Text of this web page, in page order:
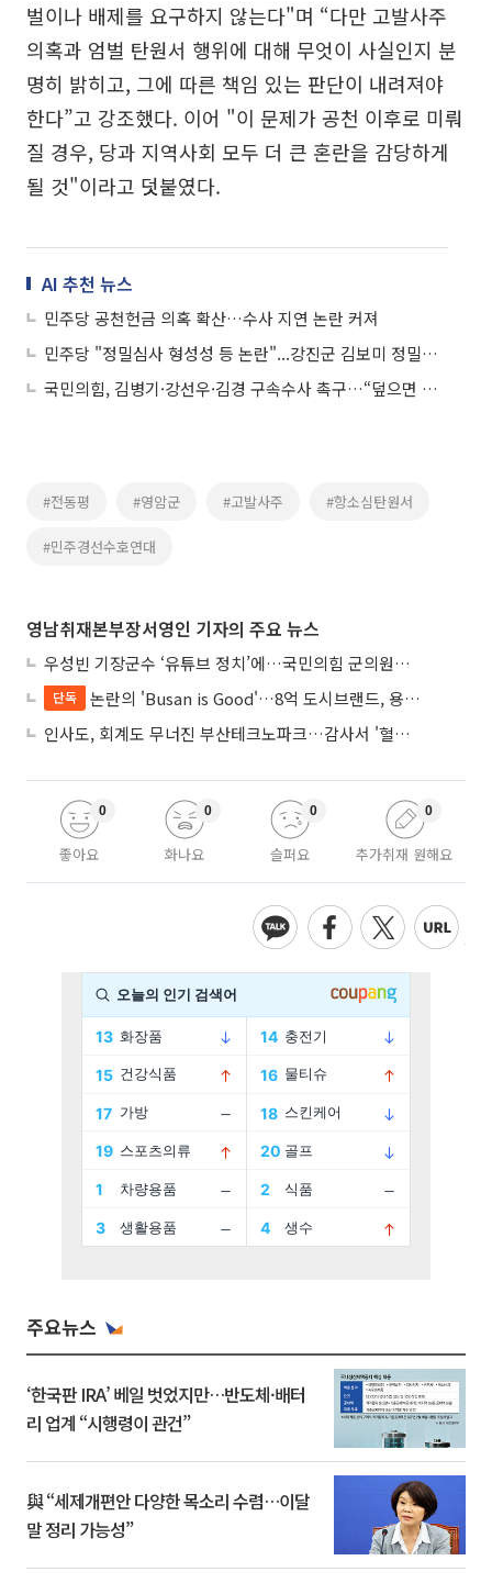
벌이나 배제를 요구하지 않는다"며 “다만 고발사주
의혹과 엄벌 탄원서 행위에 대해 무엇이 사실인지 분
명히 밝히고, 그에 따른 책임 있는 판단이 내려져야
한다”고 강조했다. 이어 "이 문제가 공천 이후로 미뤄
질 경우, 당과 지역사회 모두 더 큰 혼란을 감당하게
될 것"이라고 덧붙였다.
AI 추천 뉴스
민주당 공천헌금 의혹 확산…수사 지연 논란 커져
민주당 "정밀심사 형성성 등 논란"...강진군 김보미 정밀심사 '반발'
국민의힘, 김병기·강선우·김경 구속수사 촉구…“덮으면 특검 추진”
#전동평 #영암군 #고발사주 #항소심탄원서
#민주경선수호연대
영남취재본부장서영인 기자의 주요 뉴스
우성빈 기장군수 ‘유튜브 정치’에…국민의힘 군의원들 집단 반발
단독
논란의 'Busan is Good'…8억 도시브랜드, 용산 대통령실 CI 업체가 수행
인사도, 회계도 무너진 부산테크노파크…감사서 '혈세 유용·인사 뒤집기' 적발
좋아요
0
화나요
0
슬퍼요
0
추가취재 원해요
0
주요뉴스
‘한국판 IRA’ 베일 벗었지만…반도체·배터
리 업계 “시행령이 관건”
與 “세제개편안 다양한 목소리 수렴…이달
말 정리 가능성”